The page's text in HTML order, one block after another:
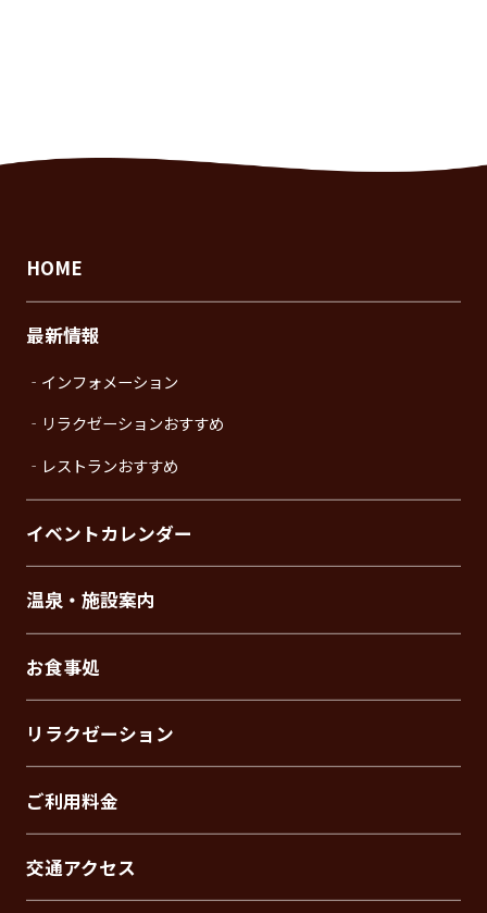
HOME
最新情報
‐インフォメーション
‐リラクゼーションおすすめ
‐レストランおすすめ
イベントカレンダー
温泉・施設案内
お食事処
リラクゼーション
ご利用料金
交通アクセス